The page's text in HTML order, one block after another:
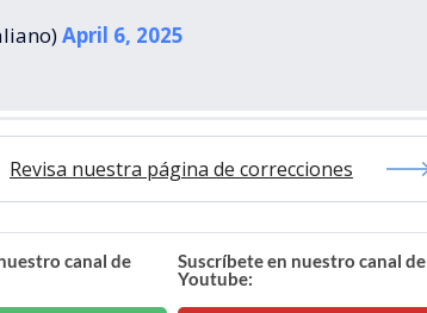
April 6, 2025
Revisa nuestra página de correcciones
canal de
Suscríbete en nuestro canal de
Youtube: